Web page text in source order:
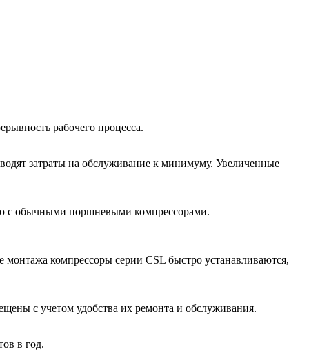
рабочего процесса.
затраты на обслуживание к минимуму. Увеличенные
с обычными поршневыми компрессорами.
компрессоры серии CSL быстро устанавливаются,
с учетом удобства их ремонта и обслуживания.
в год.